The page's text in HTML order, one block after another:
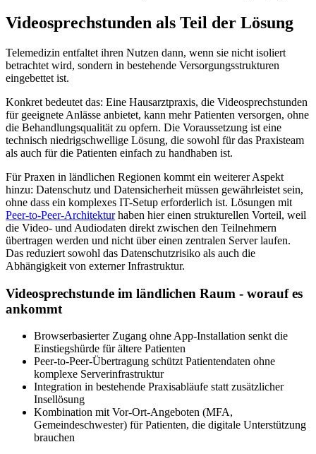
Videosprechstunden als Teil der Lösung
Telemedizin entfaltet ihren Nutzen dann, wenn sie nicht isoliert
betrachtet wird, sondern in bestehende Versorgungsstrukturen
eingebettet ist.
Konkret bedeutet das: Eine Hausarztpraxis, die Videosprechstunden
für geeignete Anlässe anbietet, kann mehr Patienten versorgen, ohne
die Behandlungsqualität zu opfern. Die Voraussetzung ist eine
technisch niedrigschwellige Lösung, die sowohl für das Praxisteam
als auch für die Patienten einfach zu handhaben ist.
Für Praxen in ländlichen Regionen kommt ein weiterer Aspekt
hinzu: Datenschutz und Datensicherheit müssen gewährleistet sein,
ohne dass ein komplexes IT-Setup erforderlich ist. Lösungen mit
Peer-to-Peer-Architekturhaben hier einen strukturellen Vorteil, weil
die Video- und Audiodaten direkt zwischen den Teilnehmern
übertragen werden und nicht über einen zentralen Server laufen.
Das reduziert sowohl das Datenschutzrisiko als auch die
Abhängigkeit von externer Infrastruktur.
Videosprechstunde im ländlichen Raum - worauf es
ankommt
Browserbasierter Zugang ohne App-Installation senkt die
Einstiegshürde für ältere Patienten
Peer-to-Peer-Übertragung schützt Patientendaten ohne
komplexe Serverinfrastruktur
Integration in bestehende Praxisabläufe statt zusätzlicher
Insellösung
Kombination mit Vor-Ort-Angeboten (MFA,
Gemeindeschwester) für Patienten, die digitale Unterstützung
brauchen